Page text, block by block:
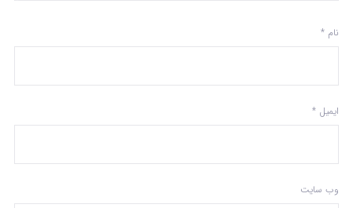
نام *
ایمیل *
وب‌ سایت